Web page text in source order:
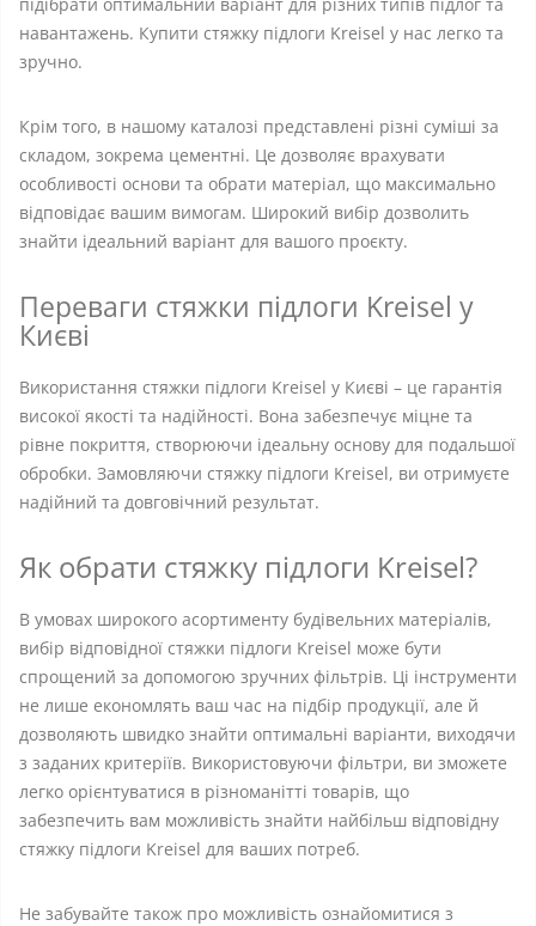
навантажень. Купити стяжку підлоги Kreisel у нас легко та
зручно.
Крім того, в нашому каталозі представлені різні суміші за
складом, зокрема цементні. Це дозволяє врахувати
особливості основи та обрати матеріал, що максимально
відповідає вашим вимогам. Широкий вибір дозволить
знайти ідеальний варіант для вашого проєкту.
Переваги стяжки підлоги Kreisel у
Києві
Використання стяжки підлоги Kreisel у Києві – це гарантія
високої якості та надійності. Вона забезпечує міцне та
рівне покриття, створюючи ідеальну основу для подальшої
обробки. Замовляючи стяжку підлоги Kreisel, ви отримуєте
надійний та довговічний результат.
Як обрати стяжку підлоги Kreisel?
В умовах широкого асортименту будівельних матеріалів,
вибір відповідної стяжки підлоги Kreisel може бути
спрощений за допомогою зручних фільтрів. Ці інструменти
не лише економлять ваш час на підбір продукції, але й
дозволяють швидко знайти оптимальні варіанти, виходячи
з заданих критеріїв. Використовуючи фільтри, ви зможете
легко орієнтуватися в різноманітті товарів, що
забезпечить вам можливість знайти найбільш відповідну
стяжку підлоги Kreisel для ваших потреб.
Не забувайте також про можливість ознайомитися з